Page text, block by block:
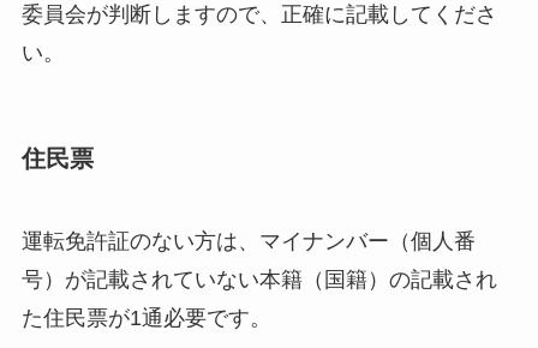
委員会が判断しますので、正確に記載してくださ
い。
住民票
運転免許証のない方は、マイナンバー（個人番
号）が記載されていない本籍（国籍）の記載され
た住民票が1通必要です。